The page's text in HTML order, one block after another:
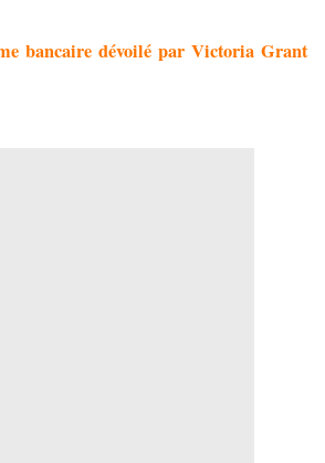
bancaire dévoilé par Victoria Grant